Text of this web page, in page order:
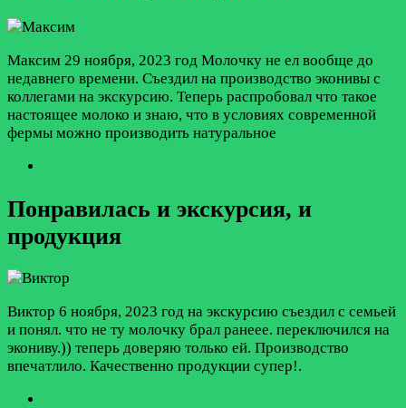
Максим 29 ноября, 2023 год Молочку не ел вообще до
недавнего времени. Съездил на производство эконивы с
коллегами на экскурсию. Теперь распробовал что такое
настоящее молоко и знаю, что в условиях современной
фермы можно производить натуральное
Понравилась и экскурсия, и
продукция
Виктор 6 ноября, 2023 год на экскурсию съездил с семьей
и понял. что не ту молочку брал ранеее. переключился на
экониву.)) теперь доверяю только ей. Производство
впечатлило. Качественно продукции супер!.